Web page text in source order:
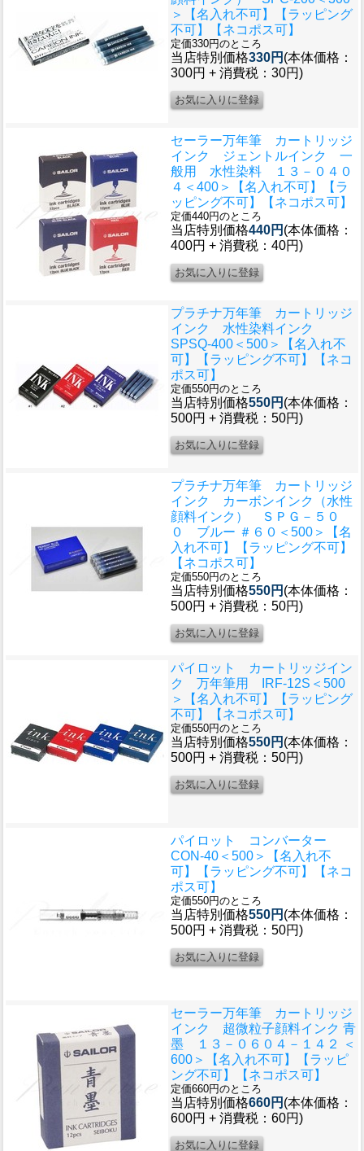
＞【名入れ不可】【ラッピング
不可】【ネコポス可】
定価330円のところ
当店特別価格330円 (本体価格：
300円 + 消費税：30円)
セーラー万年筆 カートリッジ
インク ジェントルインク 一
般用 水性染料 １３－０４０
４＜400＞【名入れ不可】【ラ
ッピング不可】【ネコポス可】
定価440円のところ
当店特別価格440円 (本体価格：
400円 + 消費税：40円)
プラチナ万年筆 カートリッジ
インク 水性染料インク
SPSQ-400＜500＞【名入れ不
可】【ラッピング不可】【ネコ
ポス可】
定価550円のところ
当店特別価格550円 (本体価格：
500円 + 消費税：50円)
プラチナ万年筆 カートリッジ
インク カーボンインク（水性
顔料インク） ＳＰＧ－５０
０ ブルー ＃６０＜500＞【名
入れ不可】【ラッピング不可】
【ネコポス可】
定価550円のところ
当店特別価格550円 (本体価格：
500円 + 消費税：50円)
パイロット カートリッジイン
ク 万年筆用 IRF-12S＜500
＞【名入れ不可】【ラッピング
不可】【ネコポス可】
定価550円のところ
当店特別価格550円 (本体価格：
500円 + 消費税：50円)
パイロット コンバーター
CON-40＜500＞【名入れ不
可】【ラッピング不可】【ネコ
ポス可】
定価550円のところ
当店特別価格550円 (本体価格：
500円 + 消費税：50円)
セーラー万年筆 カートリッジ
インク 超微粒子顔料インク 青
墨 １３－０６０４－１４２ ＜
600＞【名入れ不可】【ラッピ
ング不可】【ネコポス可】
定価660円のところ
当店特別価格660円 (本体価格：
600円 + 消費税：60円)